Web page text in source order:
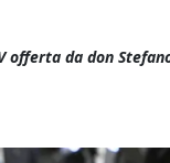
da don